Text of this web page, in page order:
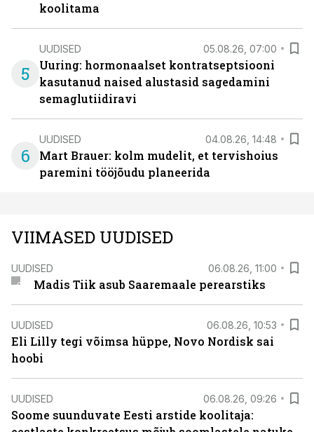
koolitama
5
UUDISED 05.08.26, 07:00
Uuring: hormonaalset kontratseptsiooni
kasutanud naised alustasid sagedamini
semaglutiidiravi
6
UUDISED 04.08.26, 14:48
Mart Brauer: kolm mudelit, et tervishoius
paremini tööjõudu planeerida
VIIMASED UUDISED
UUDISED 06.08.26, 11:00
Madis Tiik asub Saaremaale perearstiks
UUDISED 06.08.26, 10:53
Eli Lilly tegi võimsa hüppe, Novo Nordisk sai
hoobi
UUDISED 06.08.26, 09:26
Soome suunduvate Eesti arstide koolitaja: